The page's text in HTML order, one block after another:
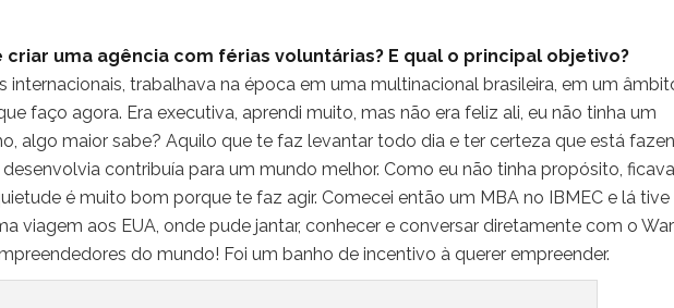
criar uma agência com férias voluntárias? E qual o principal objetivo?
internacionais, trabalhava na época em uma multinacional brasileira, em um
faço agora. Era executiva, aprendi muito, mas não era feliz ali, eu não tinha um
algo maior sabe? Aquilo que te faz levantar todo dia e ter certeza que está
contribuía para um mundo melhor. Como eu não tinha propósito, ficava
é muito bom porque te faz agir. Comecei então um MBA no IBMEC e lá tive
viagem aos EUA, onde pude jantar, conhecer e conversar diretamente com o
do mundo! Foi um banho de incentivo à querer empreender.